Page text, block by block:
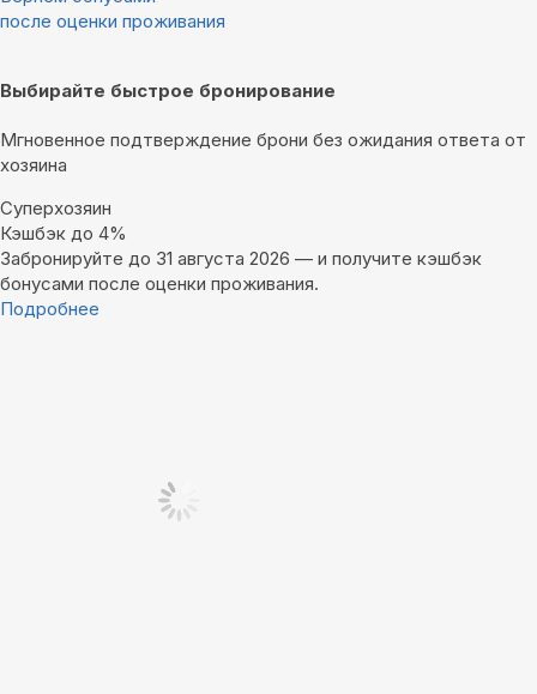
после оценки проживания
Выбирайте быстрое бронирование
Мгновенное подтверждение брони без ожидания ответа от
хозяина
Суперхозяин
Кэшбэк до 4%
Забронируйте до 31 августа 2026 — и получите кэшбэк
бонусами после оценки проживания.
Подробнее